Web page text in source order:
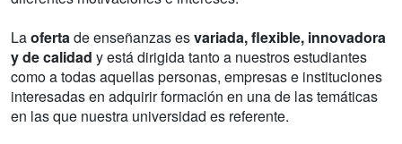
Laofertade enseñanzas esvariada, flexible, innovadora
y de calidad y está dirigida tanto a nuestros estudiantes
como a todas aquellas personas, empresas e instituciones
interesadas en adquirir formación en una de las temáticas
en las que nuestra universidad es referente.